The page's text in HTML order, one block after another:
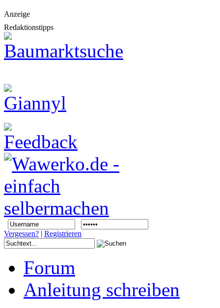
Anzeige
Redaktionstipps
Vergessen? | Registrieren
Forum
Anleitung schreiben